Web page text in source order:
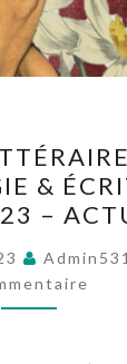
–
&
ÉCRITURE
:
&
–